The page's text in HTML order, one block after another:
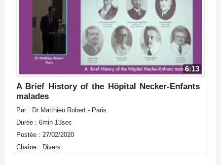
6:13
A Brief History of the Hôpital Necker-Enfants
malades
Par : Dr Matthieu Robert - Paris
Durée : 6min 13sec
Postée : 27/02/2020
Chaîne : Divers